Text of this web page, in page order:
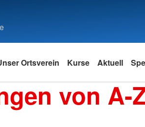
Ortsverein Kurse Aktuell
von A-